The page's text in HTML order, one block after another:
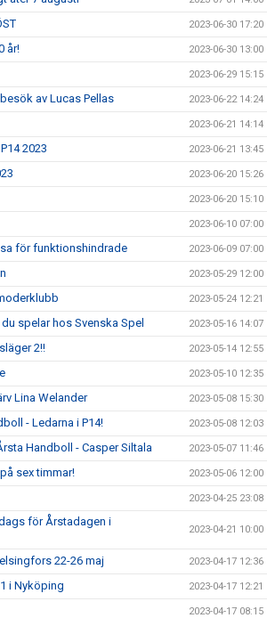
2023-06-30 17:20
år! 2023-06-30 13:00
2023-06-29 15:15
av Lucas Pellas 2023-06-22 14:24
2023-06-21 14:14
2023 2023-06-21 13:45
2023-06-20 15:26
2023-06-20 15:10
2023-06-10 07:00
för funktionshindrade 2023-06-09 07:00
2023-05-29 12:00
2023-05-24 12:21
spelar hos Svenska Spel 2023-05-16 14:07
2!! 2023-05-14 12:55
2023-05-10 12:35
Lina Welander 2023-05-08 15:30
- Ledarna i P14! 2023-05-08 12:03
Handboll - Casper Siltala 2023-05-07 11:46
sex timmar! 2023-05-06 12:00
2023-04-25 23:08
för Årstadagen i
2023-04-21 10:00
22-26 maj 2023-04-17 12:36
i Nyköping 2023-04-17 12:21
2023-04-17 08:15